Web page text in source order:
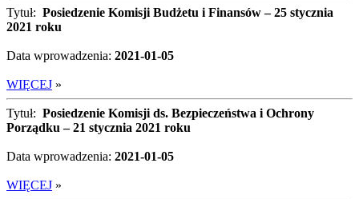
Tytuł: Posiedzenie Komisji Budżetu i Finansów – 25 stycznia
2021 roku
Data wprowadzenia: 2021-01-05
WIĘCEJ »
Tytuł: Posiedzenie Komisji ds. Bezpieczeństwa i Ochrony
Porządku – 21 stycznia 2021 roku
Data wprowadzenia: 2021-01-05
WIĘCEJ »